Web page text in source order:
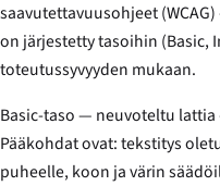
saavutettavuusohjeet
on järjestetty tasoihin (Basic,
toteutussyvyyden mukaan.
Basic-taso — neuvoteltu
Pääkohdat ovat: tekstitys
puheelle, koon ja värin